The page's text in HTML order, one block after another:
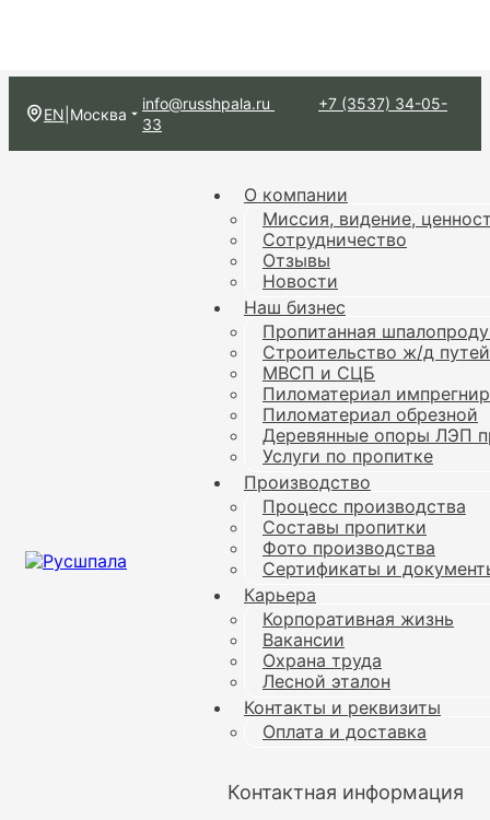
EN Москва
info@russhpala.ru
+7 (3537) 34-05-
33
О компании
Миссия, видение,
Сотрудничество
Отзывы
Новости
Наш бизнес
Пропитанная
Строительство ж/д путей
МВСП и СЦБ
Пиломатериал
Пиломатериал обрезной
Деревянные опоры ЛЭП
Услуги по пропитке
Производство
Процесс производства
Составы пропитки
Фото производства
Сертификаты и
Карьера
Корпоративная жизнь
Вакансии
Охрана труда
Лесной эталон
Контакты и реквизиты
Оплата и доставка
Контактная информация